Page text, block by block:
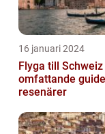
16 januari 2024
Flyga till Schweiz
omfattande
resenärer